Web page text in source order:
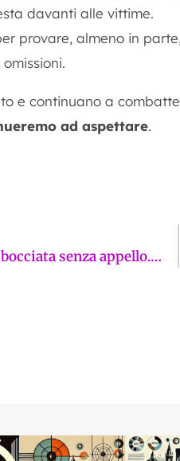
davanti alle vittime.
provare, almeno in
e continuano a
ad aspettare.
Capitale italiana della Cultura 2028: Fiesole bocciata senza appello. Il grande bluff della sindaca Scaletti è finito